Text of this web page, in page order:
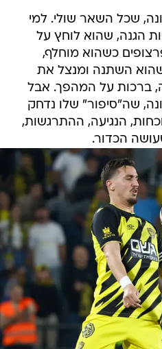
שכל השאר שולי. למי
הגנה, שהוא לוחץ על
כשהוא מוחלף,
השתנה ומנצל את
ברכות על המהפך. אבל
שה"סיפור" שלו נדחק
הנגיעה, ההתרגשות,
הכדור.